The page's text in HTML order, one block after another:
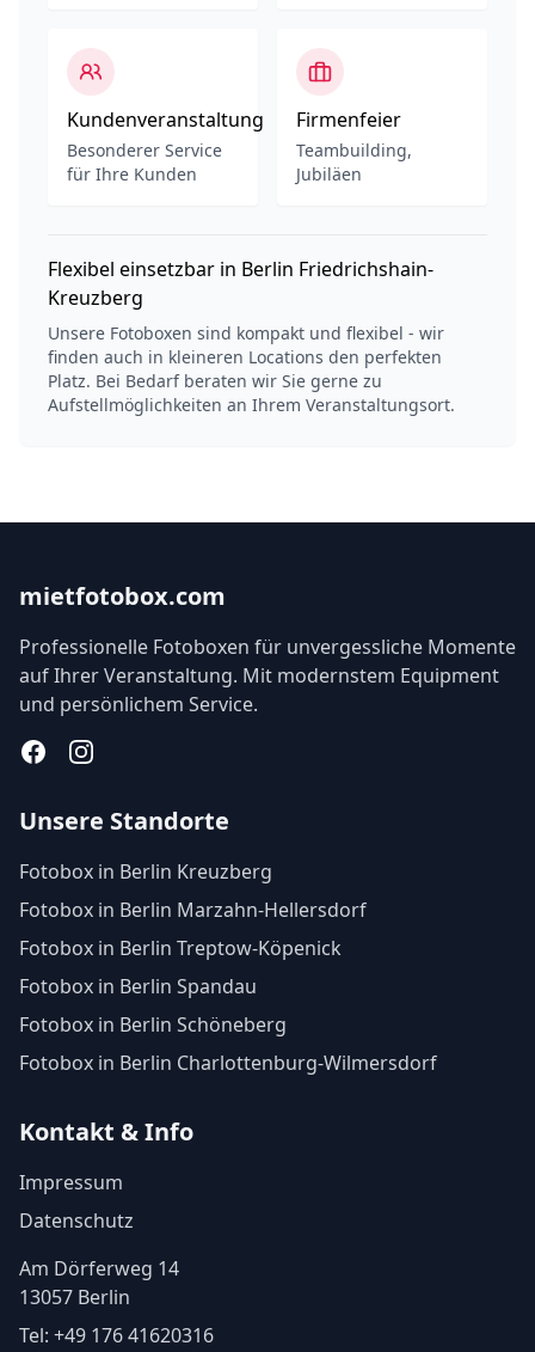
Kundenveranstaltung
Besonderer Service
für Ihre Kunden
Firmenfeier
Teambuilding,
Jubiläen
Flexibel einsetzbar in Berlin Friedrichshain-
Kreuzberg
Unsere Fotoboxen sind kompakt und flexibel - wir
finden auch in kleineren Locations den perfekten
Platz. Bei Bedarf beraten wir Sie gerne zu
Aufstellmöglichkeiten an Ihrem Veranstaltungsort.
mietfotobox.com
Professionelle Fotoboxen für unvergessliche Momente
auf Ihrer Veranstaltung. Mit modernstem Equipment
und persönlichem Service.
FacebookInstagram
Unsere Standorte
Fotobox in Berlin Kreuzberg
Fotobox in Berlin Marzahn-Hellersdorf
Fotobox in Berlin Treptow-Köpenick
Fotobox in Berlin Spandau
Fotobox in Berlin Schöneberg
Fotobox in Berlin Charlottenburg-Wilmersdorf
Kontakt & Info
Impressum
Datenschutz
Am Dörferweg 14
13057 Berlin
Tel: +49 176 41620316